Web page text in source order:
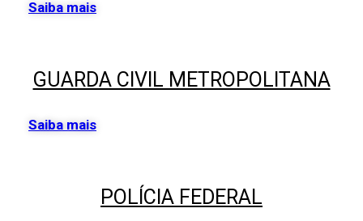
Saiba mais
GUARDA CIVIL METROPOLITANA
Saiba mais
POLÍCIA FEDERAL